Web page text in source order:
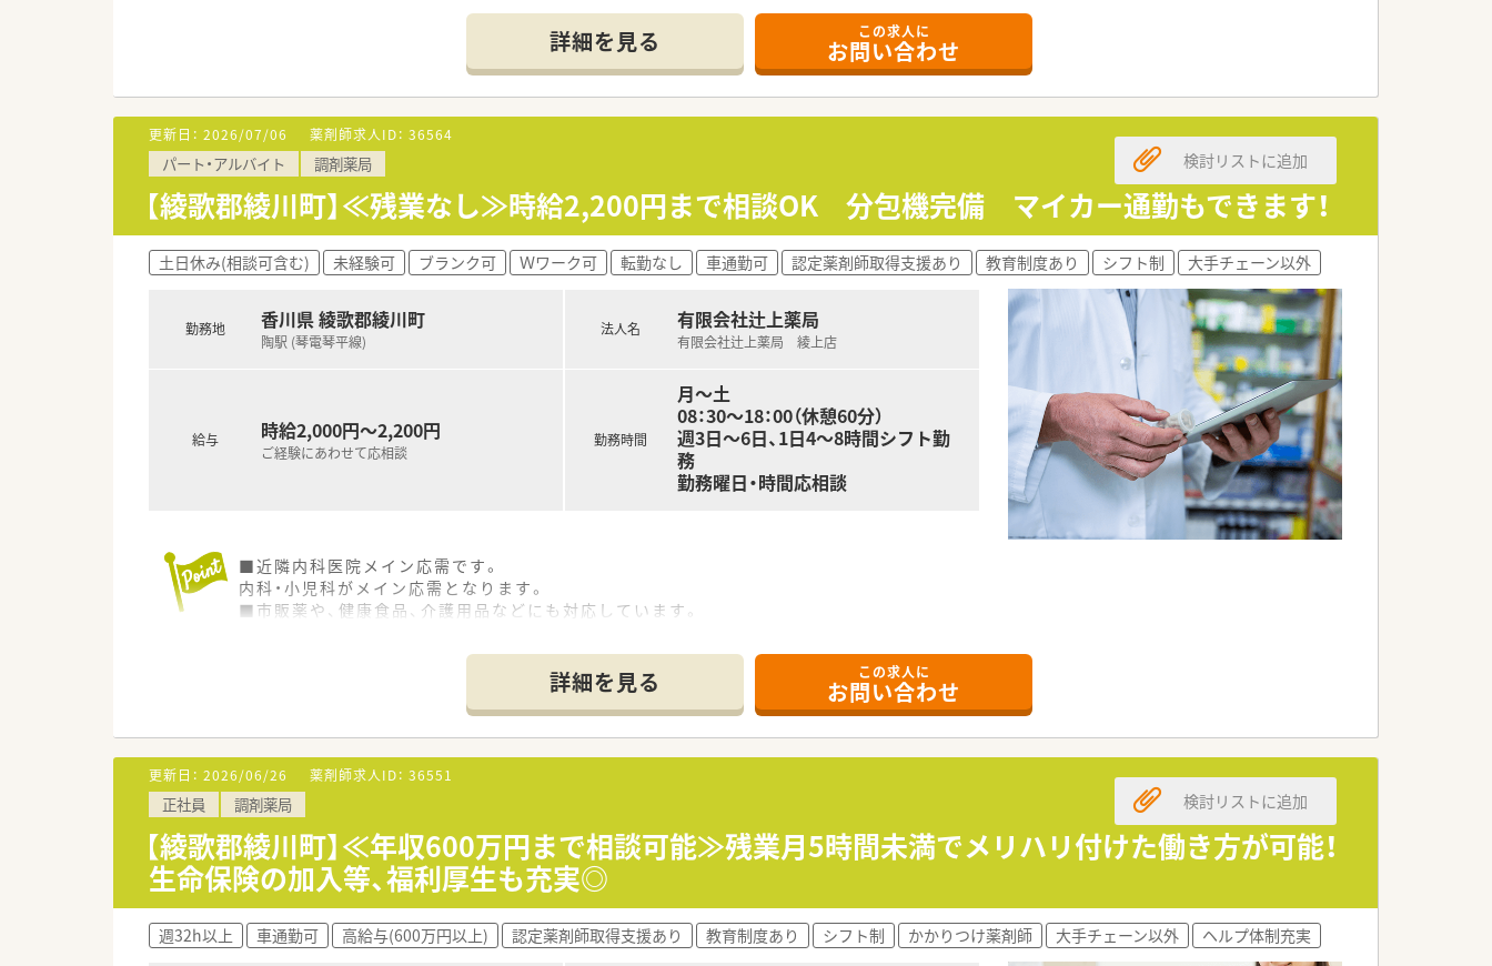
【店舗情報と応需状況について】
■最寄り駅の滝宮駅から徒歩4分ほどの場所に位置しており、県道282号線沿いにあるためお車での通勤にも非常に便利な立地です。
■近隣にあるクリニックのほか、広範な総合科目からの処方箋に対応しており、1日あたりの平均応需枚数は50枚程度となっています。
■店内は木目調の床に可愛らしい椅子が配置された明るい雰囲気で、待合スペースが広く車椅子の患者様も無理なく入店できます。
【募集背景と求める人物像について】
■店舗にて1名の退職者が出る可能性が生じたため、体制を維持して患者様へ変わらぬサービスを提供するために募集を開始しました。
■年齢や性別は一切不問となっており、周囲のスタッフと協調性を持って業務に取り組み、地域医療に貢献できる方を求めています。
■調剤業務の経験者はもちろんのこと、実務未経験の方やブランクをお持ちの方からの正社員としての意欲的なご応募も大歓迎です。
【法人特徴について】
■香川県内にて複数の調剤薬局をチェーン展開しているグループ企業であり、関連会社との連携による強固な経営基盤が特徴です。
■薬剤師の教育に非常に力を入れており、定期的な薬剤師勉強会や新薬勉強会を通じて常に最新の医療知識をアップデートしています。
■医療知識の習得だけでなく、社会人としてのマナー研修や接遇能力の向上にも重点を置いており、品格のある人材を育成します。
【想定される業務内容】
■処方箋に基づく調剤や適切な監査、患者様への丁寧な服薬指導をはじめとして、各種薬歴管理業務を正確に担当していただきます。
■居宅や施設への在宅業務に積極的に取り組んでおり、往診への同行や無菌調剤台を使用した高度な調剤業務も経験可能です。
■一般医薬品や健康食品、介護シューズ等の豊富な商品を取り扱っており、患者様の相談に乗りながら健康をトータルケアします。
詳細を見る この求人に
お問い合わせ
更新日： 2026/07/06 薬剤師求人ID： 36564
パート・アルバイト 調剤薬局
【綾歌郡綾川町】≪残業なし≫時給2,200円まで相談OK 分包機完備 マイカー通勤もできます！
検討リストに追加
土日休み(相談可含む) 未経験可 ブランク可 Ｗワーク可 転勤なし 車通勤可 認定薬剤師取得支援あり 教育制度あり シフト制 大手チェーン以外
勤務地 香川県 綾歌郡綾川町
陶駅 (琴電琴平線)
給与 時給2,000円～2,200円
ご経験にあわせて応相談
法人名 有限会社辻上薬局
有限会社辻上薬局 綾上店
勤務時間
月～土
08：30～18：00（休憩60分）
週3日～6日、1日4～8時間シフト勤
務
勤務曜日・時間応相談
■近隣内科医院メイン応需です。
内科・小児科がメイン応需となります。
■市販薬や、健康食品、介護用品などにも対応しています。
■社員が活き活きと活躍できる職場づくりを目指し、福利厚生などを充実させて環境を整えています。
また、ライフステージに合わせて、多様な働き方も実現できます。創業当初より医薬分業に積極的に努め、独自のノウハウを構築した
結果、四国エリアでも非常にレベルの高い勤務薬剤師の方々を育成されています。
■互助会制度も有り、結婚祝い金や出産祝い金制度を運用されています。
■3年以上在籍されている薬剤師は全員認定薬剤師を取得しています。
■ほぼ全ての店舗で地域支援体制加算を算定されています。
■現在、従業員の満足度を上げるため有給休暇取得推進や残業を抑える等「働き方改革」を法人で取り組んでいます。
詳細を見る この求人に
お問い合わせ
更新日： 2026/06/26 薬剤師求人ID： 36551
正社員 調剤薬局
【綾歌郡綾川町】≪年収600万円まで相談可能≫残業月5時間未満でメリハリ付けた働き方が可能！
生命保険の加入等、福利厚生も充実◎
検討リストに追加
週32h以上 車通勤可 高給与(600万円以上) 認定薬剤師取得支援あり 教育制度あり シフト制 かかりつけ薬剤師 大手チェーン以外 ヘルプ体制充実